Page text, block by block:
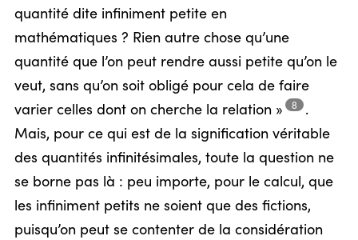
quantité dite infiniment petite en
mathématiques ? Rien autre chose qu’une
quantité que l’on peut rendre aussi petite qu’on le
veut, sans qu’on soit obligé pour cela de faire
varier celles dont on cherche la relation » 8
.
Mais, pour ce qui est de la signification véritable
des quantités infinitésimales, toute la question ne
se borne pas là : peu importe, pour le calcul, que
les infiniment petits ne soient que des fictions,
puisqu’on peut se contenter de la considération